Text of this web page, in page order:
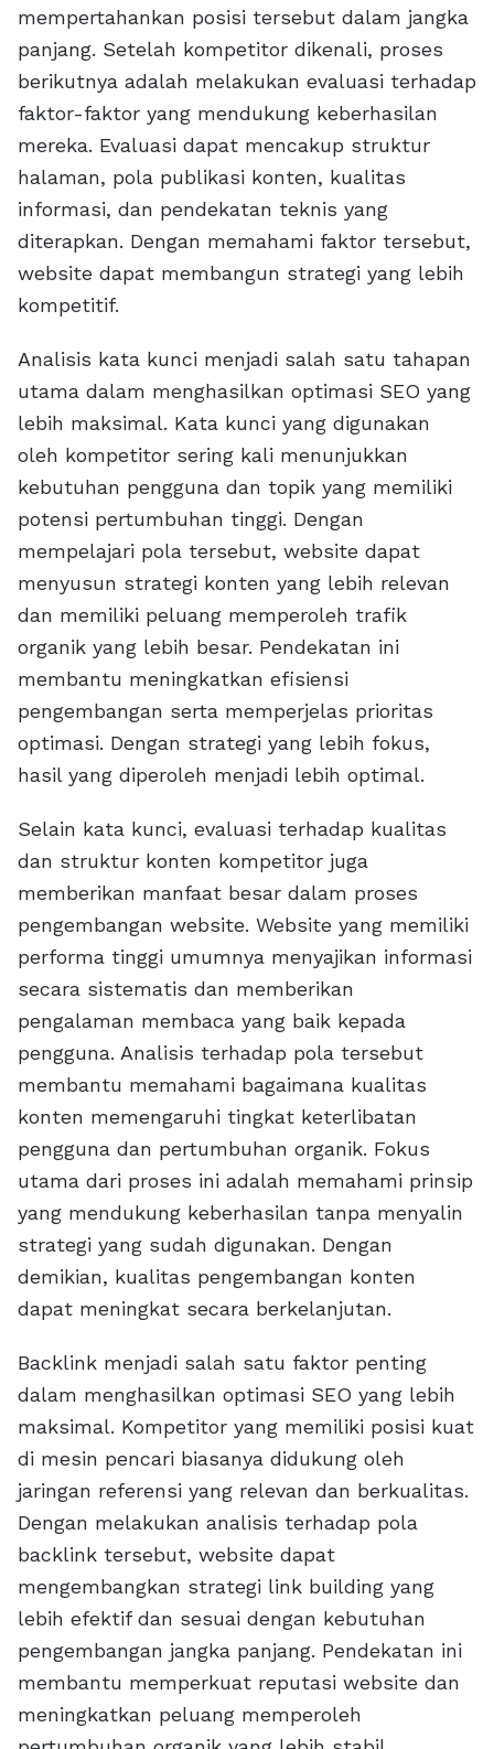
mempertahankan posisi tersebut dalam jangka
panjang. Setelah kompetitor dikenali, proses
berikutnya adalah melakukan evaluasi terhadap
faktor-faktor yang mendukung keberhasilan
mereka. Evaluasi dapat mencakup struktur
halaman, pola publikasi konten, kualitas
informasi, dan pendekatan teknis yang
diterapkan. Dengan memahami faktor tersebut,
website dapat membangun strategi yang lebih
kompetitif.
Analisis kata kunci menjadi salah satu tahapan
utama dalam menghasilkan optimasi SEO yang
lebih maksimal. Kata kunci yang digunakan
oleh kompetitor sering kali menunjukkan
kebutuhan pengguna dan topik yang memiliki
potensi pertumbuhan tinggi. Dengan
mempelajari pola tersebut, website dapat
menyusun strategi konten yang lebih relevan
dan memiliki peluang memperoleh trafik
organik yang lebih besar. Pendekatan ini
membantu meningkatkan efisiensi
pengembangan serta memperjelas prioritas
optimasi. Dengan strategi yang lebih fokus,
hasil yang diperoleh menjadi lebih optimal.
Selain kata kunci, evaluasi terhadap kualitas
dan struktur konten kompetitor juga
memberikan manfaat besar dalam proses
pengembangan website. Website yang memiliki
performa tinggi umumnya menyajikan informasi
secara sistematis dan memberikan
pengalaman membaca yang baik kepada
pengguna. Analisis terhadap pola tersebut
membantu memahami bagaimana kualitas
konten memengaruhi tingkat keterlibatan
pengguna dan pertumbuhan organik. Fokus
utama dari proses ini adalah memahami prinsip
yang mendukung keberhasilan tanpa menyalin
strategi yang sudah digunakan. Dengan
demikian, kualitas pengembangan konten
dapat meningkat secara berkelanjutan.
Backlink menjadi salah satu faktor penting
dalam menghasilkan optimasi SEO yang lebih
maksimal. Kompetitor yang memiliki posisi kuat
di mesin pencari biasanya didukung oleh
jaringan referensi yang relevan dan berkualitas.
Dengan melakukan analisis terhadap pola
backlink tersebut, website dapat
mengembangkan strategi link building yang
lebih efektif dan sesuai dengan kebutuhan
pengembangan jangka panjang. Pendekatan ini
membantu memperkuat reputasi website dan
meningkatkan peluang memperoleh